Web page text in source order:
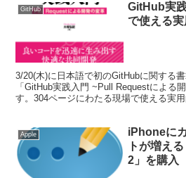
GitHub
GitHub実
で使える
3/20(木)に日本語で初のGitHubに関する
「GitHub実践入門 ~Pull Requestによる
す。304ページにわたる現場で使える実
Apple
iPhoneに
トが増え
2」を購入